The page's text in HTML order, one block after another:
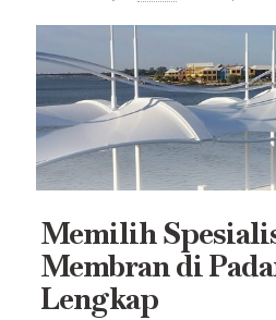
Memilih
Membran di
Lengkap